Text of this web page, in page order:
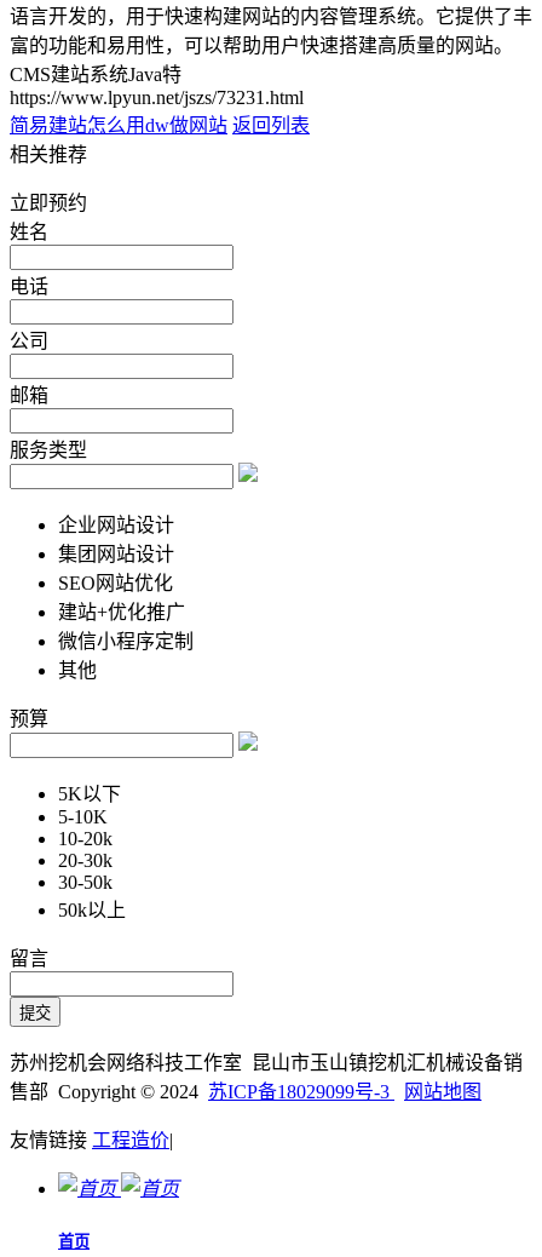
语言开发的，用于快速构建网站的内容管理系统。它提供了丰
富的功能和易用性，可以帮助用户快速搭建高质量的网站。
CMS建站系统Java特
https://www.lpyun.net/jszs/73231.html
简易建站怎么用dw做网站 返回列表
相关推荐
立即预约
姓名
电话
公司
邮箱
服务类型
企业网站设计
集团网站设计
SEO网站优化
建站+优化推广
微信小程序定制
其他
预算
5K以下
5-10K
10-20k
20-30k
30-50k
50k以上
留言
苏州挖机会网络科技工作室 昆山市玉山镇挖机汇机械设备销
售部 Copyright © 2024 苏ICP备18029099号-3 网站地图
友情链接 工程造价|
首页